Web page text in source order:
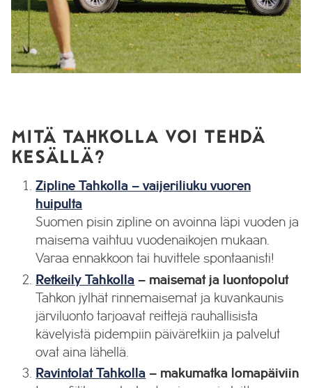
MITÄ TAHKOLLA VOI TEHDÄ
KESÄLLÄ?
Zipline Tahkolla – vaijeriliuku vuoren
huipulta
Suomen pisin zipline on avoinna läpi vuoden ja
maisema vaihtuu vuodenaikojen mukaan.
Varaa ennakkoon tai huvittele spontaanisti!
Retkeily Tahkolla – maisemat ja luontopolut
Tahkon jylhät rinnemaisemat ja kuvankaunis
järviluonto tarjoavat reittejä rauhallisista
kävelyistä pidempiin päiväretkiin ja palvelut
ovat aina lähellä.
Ravintolat Tahkolla – makumatka lomapäiviin